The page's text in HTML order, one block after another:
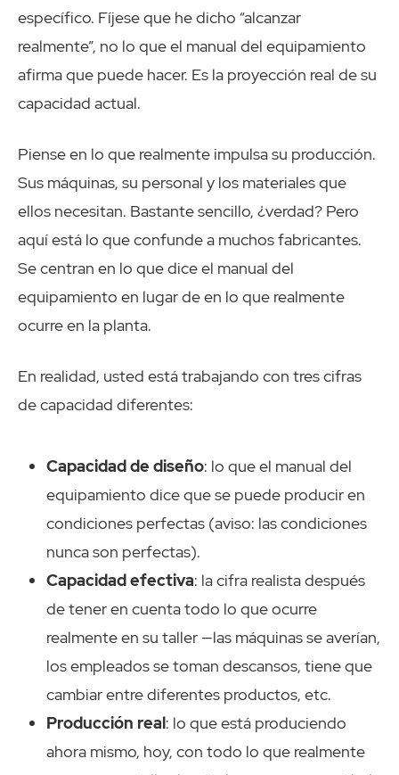
específico. Fíjese que he dicho “alcanzar
realmente”, no lo que el manual del equipamiento
afirma que puede hacer. Es la proyección real de su
capacidad actual.
Piense en lo que realmente impulsa su producción.
Sus máquinas, su personal y los materiales que
ellos necesitan. Bastante sencillo, ¿verdad? Pero
aquí está lo que confunde a muchos fabricantes.
Se centran en lo que dice el manual del
equipamiento en lugar de en lo que realmente
ocurre en la planta.
En realidad, usted está trabajando con tres cifras
de capacidad diferentes:
Capacidad de diseño: lo que el manual del
equipamiento dice que se puede producir en
condiciones perfectas (aviso: las condiciones
nunca son perfectas).
Capacidad efectiva: la cifra realista después
de tener en cuenta todo lo que ocurre
realmente en su taller —las máquinas se averían,
los empleados se toman descansos, tiene que
cambiar entre diferentes productos, etc.
Producción real: lo que está produciendo
ahora mismo, hoy, con todo lo que realmente